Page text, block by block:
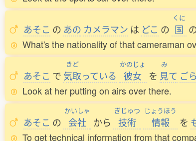
あそこ の あの カメラマン は どこ の
くに
国
What's the nationality of that cameraman
あそこ で
きど
気取っている
かのじょ
彼女 を
み
見て ご
Look at her putting on airs over there.
あそこ の
かいしゃ
会社 から
ぎじゅつ
技術
じょうほう
情報 を
To get technical information from that